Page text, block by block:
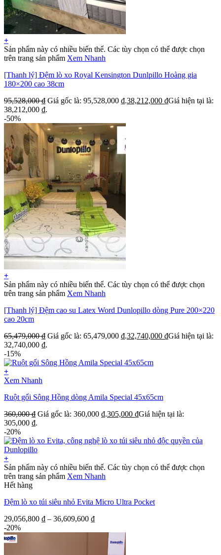
+
Sản phẩm này có nhiều biến thể. Các tùy chọn có thể được chọn
trên trang sản phẩm Xem Nhanh
[Thanh lý] Đệm lò xo Royal Kensington Dunlpillo Hoàng gia
180×200 cao 38cm
95,528,000₫ Giá gốc là: 95,528,000 ₫.38,212,000 ₫Giá hiện tại là:
38,212,000 ₫.
-50%
+
Sản phẩm này có nhiều biến thể. Các tùy chọn có thể được chọn
trên trang sản phẩm Xem Nhanh
[Thanh lý] Đệm cao su Latex Word Dunlopillo dòng Pure 200×220
cao 20cm
65,479,000₫ Giá gốc là: 65,479,000 ₫.32,740,000 ₫Giá hiện tại là:
32,740,000 ₫.
-15%
+
Xem Nhanh
Ruột gối Sông Hồng dòng Amila Special 45x65cm
360,000₫ Giá gốc là: 360,000 ₫.305,000 ₫Giá hiện tại là:
305,000 ₫.
-20%
+
Sản phẩm này có nhiều biến thể. Các tùy chọn có thể được chọn
trên trang sản phẩm Xem Nhanh
Hết hàng
Đệm lò xo túi siêu nhỏ Evita Micro Ultra Pocket
29,056,800 ₫ – 36,609,600 ₫
-20%